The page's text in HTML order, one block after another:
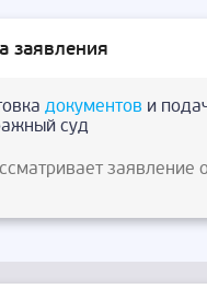
заявления
документов и
суд
заявление